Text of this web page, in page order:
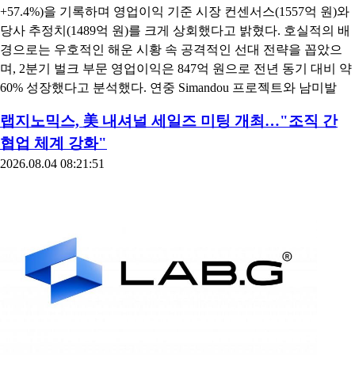
+57.4%)을 기록하며 영업이익 기준 시장 컨센서스(1557억 원)와
당사 추정치(1489억 원)를 크게 상회했다고 밝혔다. 호실적의 배
경으로는 우호적인 해운 시황 속 공격적인 선대 전략을 꼽았으
며, 2분기 벌크 부문 영업이익은 847억 원으로 전년 동기 대비 약
60% 성장했다고 분석했다. 연중 Simandou 프로젝트와 남미발
랩지노믹스, 美 내셔널 세일즈 미팅 개최…"조직 간
협업 체계 강화"
2026.08.04 08:21:51